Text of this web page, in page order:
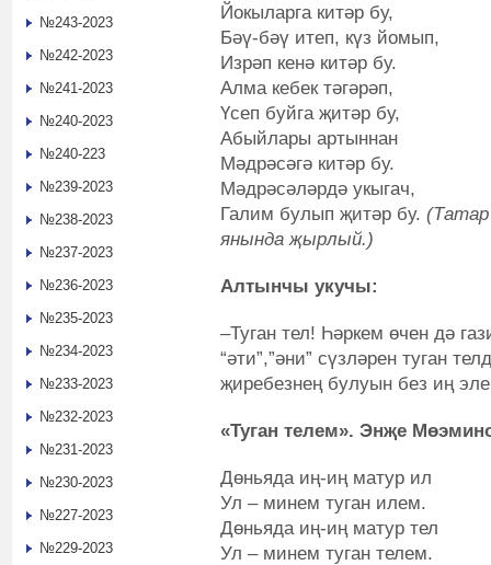
Йокыларга китәр бу,
Бәү-бәү итеп, күз йомып,
Изрәп кенә китәр бу.
Алма кебек тәгәрәп,
Үсеп буйга җитәр бу,
Абыйлары артыннан
Мәдрәсәгә китәр бу.
Мәдрәсәләрдә укыгач,
Галим булып җитәр бу. (Татар
янында җырлый.)
Алтынчы укучы:
–Туган тел! Һәркем өчен дә
“әти”,”әни” сүзләрен туган
җиребезнең булуын без иң
«Туган телем». Энҗе
Дөньяда иң-иң матур ил
Ул – минем туган илем.
Дөньяда иң-иң матур тел
Ул – минем туган телем.
№243-2023
№242-2023
№241-2023
№240-2023
№240-223
№239-2023
№238-2023
№237-2023
№236-2023
№235-2023
№234-2023
№233-2023
№232-2023
№231-2023
№230-2023
№227-2023
№229-2023